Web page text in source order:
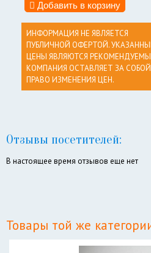
ИНФОРМАЦИЯ НЕ ЯВЛЯЕТСЯ
ПУБЛИЧНОЙ ОФЕРТОЙ.
ЦЕНЫ ЯВЛЯЮТСЯ
КОМПАНИЯ ОСТАВЛЯЕТ ЗА СОБОЙ
ПРАВО ИЗМЕНЕНИЯ ЦЕН.
Отзывы посетителей:
В настоящее время отзывов еще нет
Товары той же